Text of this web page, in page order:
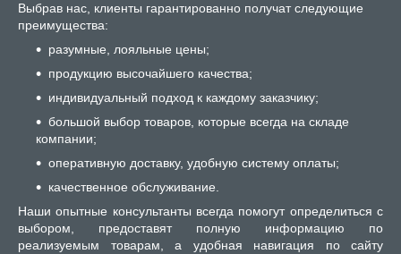
Выбрав нас, клиенты гарантированно получат следующие
преимущества:
разумные, лояльные цены;
продукцию высочайшего качества;
индивидуальный подход к каждому заказчику;
большой выбор товаров, которые всегда на складе
компании;
оперативную доставку, удобную систему оплаты;
качественное обслуживание.
Наши опытные консультанты всегда помогут определиться с
выбором, предоставят полную информацию по
реализуемым товарам, а удобная навигация по сайту